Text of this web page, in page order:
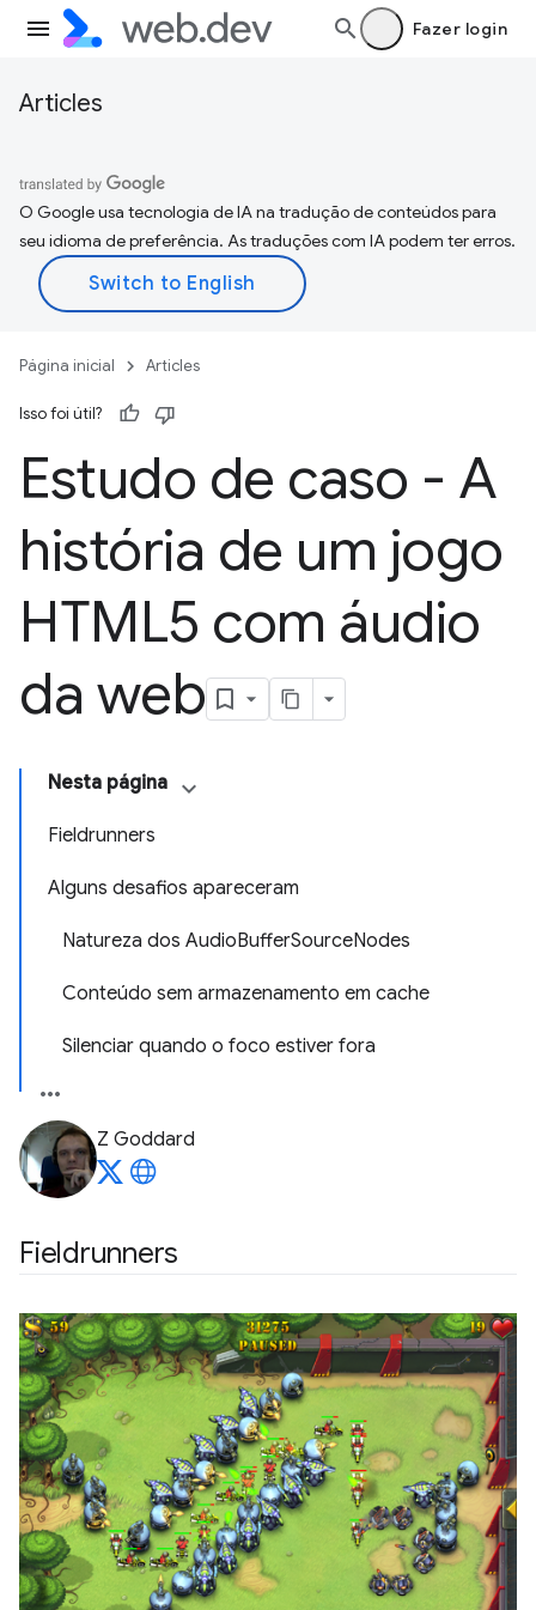
Fazer login
Articles
O Google usa tecnologia de IA na tradução de conteúdos para
seu idioma de preferência. As traduções com IA podem ter erros.
Página inicial Articles
Isso foi útil?
Estudo de caso - A
história de um jogo
HTML5 com áudio
da web
Nesta página
Fieldrunners
Alguns desafios apareceram
Natureza dos AudioBufferSourceNodes
Conteúdo sem armazenamento em cache
Silenciar quando o foco estiver fora
Z Goddard
Fieldrunners